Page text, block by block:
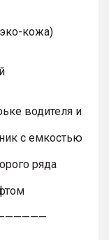
кожа)
водителя и
с емкостью
ряда